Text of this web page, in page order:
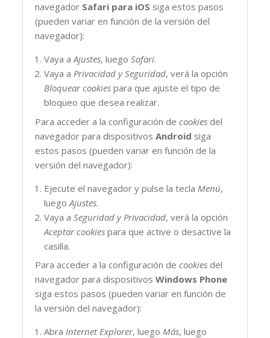
navegador Safari para iOS siga estos pasos
(pueden variar en función de la versión del
navegador):
Vaya aAjustes, luegoSafari.
Vaya aPrivacidad y Seguridad, verá la opción
Bloquear cookies para que ajuste el tipo de
bloqueo que desea realizar.
Para acceder a la configuración decookies del
navegador para dispositivosAndroid siga
estos pasos (pueden variar en función de la
versión del navegador):
Ejecute el navegador y pulse la tecla Menú,
luegoAjustes.
Vaya aSeguridad y Privacidad, verá la opción
Aceptar cookies para que active o desactive la
casilla.
Para acceder a la configuración decookies del
navegador para dispositivosWindows Phone
siga estos pasos (pueden variar en función de
la versión del navegador):
AbraInternet Explorer, luegoMás, luego